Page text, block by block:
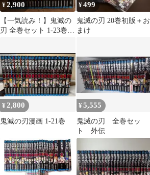
¥2,900
【一気読み！】鬼滅の
刃 全巻セット 1-23巻
¥499
鬼滅の刃 20巻初版＋お
まけ
¥2,800
鬼滅の刃漫画 1-21巻
¥5,555
鬼滅の刃 全巻セッ
ト 外伝